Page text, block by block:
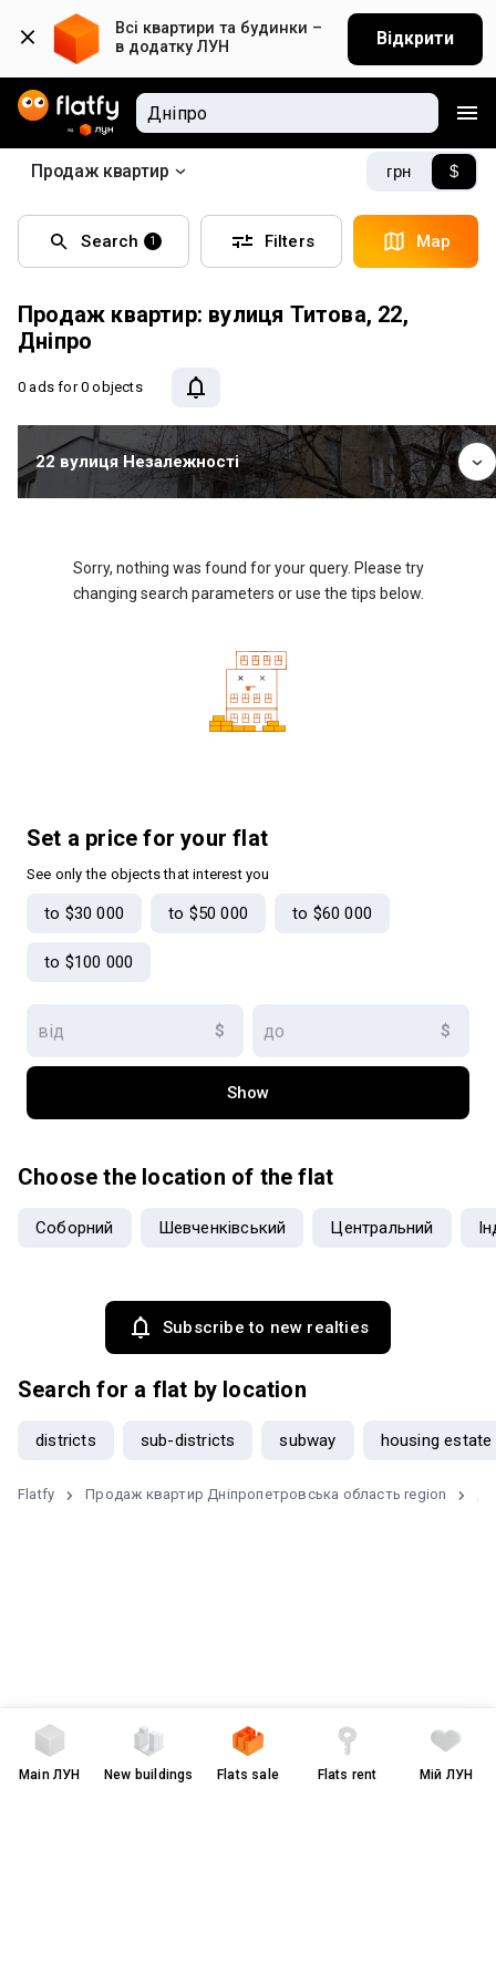
Всі квартири та будинки –
в додатку ЛУН
Відкрити
Продаж квартир грн $
Search 1 Filters Map
Продаж квартир: вулиця Титова, 22,
Дніпро
0 ads for 0 objects
22 вулиця Незалежності
Sorry, nothing was found for your query. Please try
changing search parameters or use the tips below.
Set a price for your flat
See only the objects that interest you
to $30 000 to $50 000 to $60 000
to $100 000
$ $
Show
Choose the location of the flat
Соборний Шевченківський Центральний
Subscribe to new realties
Search for a flat by location
districts sub-districts subway housing estate
Flatfy Продаж квартир Дніпропетровська область region
Terms of Use and Privacy Policy
MainЛУН New buildings Flats sale Flats rent Мій ЛУН